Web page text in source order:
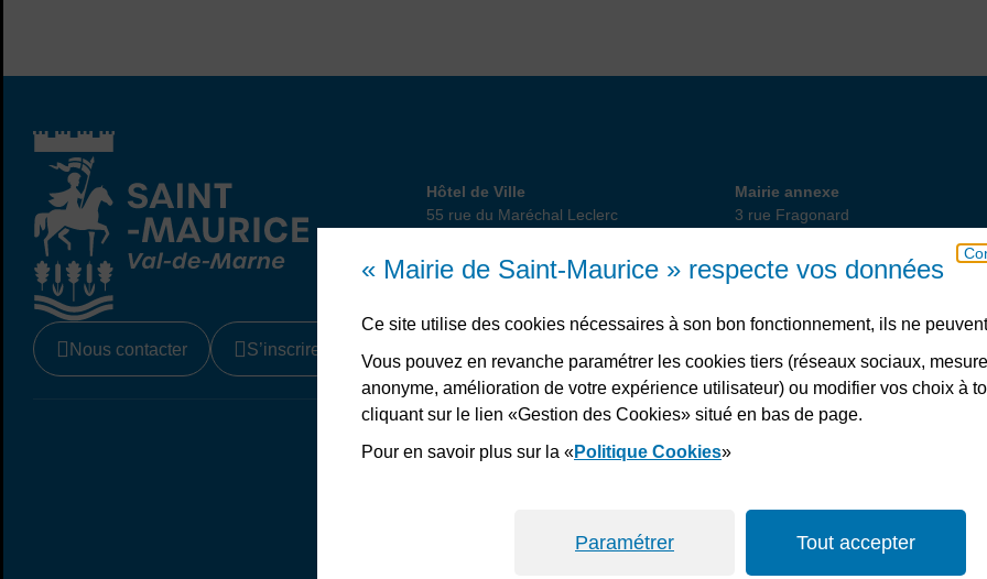
« Mairie de Saint-Maurice » respecte vos données
Ce site utilise des cookies nécessaires à son bon fonctionnement, ils ne
Vous pouvez en revanche paramétrer les cookies tiers (réseaux sociaux,
anonyme, amélioration de votre expérience utilisateur) ou modifier vos choix à
cliquant sur le lien «Gestion des Cookies» situé en bas de page.
Pour en savoir plus sur la «Politique Cookies»
Paramétrer Tout accepter
Hôtel de Ville
Hôtel de Ville
55 rue du Maréchal Leclerc
01 45 18 82 10
Annexe
Mairie annexe
3 rue Fragonard
01 49 76 47 55 ou 56
Nous contacter S’inscrire à la newsletter Télécharger l’application
Mentions légalesPlan du siteAccessibilité : non conforme